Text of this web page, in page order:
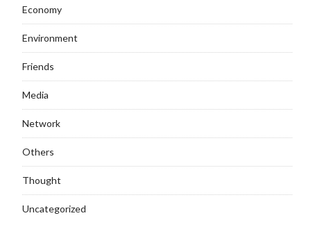
Economy
Environment
Friends
Media
Network
Others
Thought
Uncategorized